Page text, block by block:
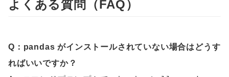
よくある質問（FAQ）
Q：pandas がインストールされていない場合はどうす
ればいいですか？